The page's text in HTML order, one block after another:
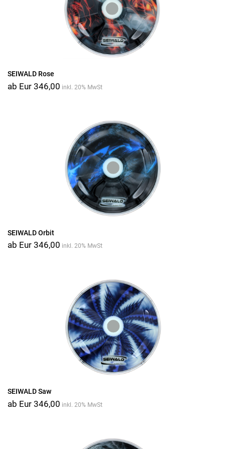
SEIWALD Rose
ab Eur 346,00 inkl. 20% MwSt
SEIWALD Orbit
ab Eur 346,00 inkl. 20% MwSt
SEIWALD Saw
ab Eur 346,00 inkl. 20% MwSt